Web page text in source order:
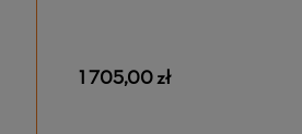
1 705,00 zł